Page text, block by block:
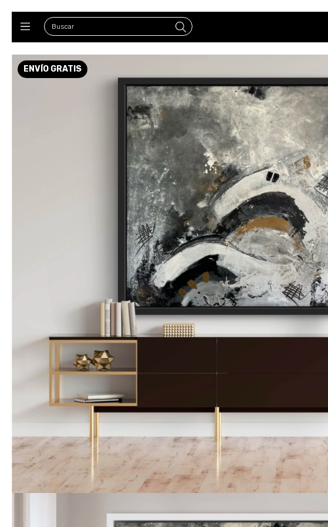
ENVÍO GRATIS